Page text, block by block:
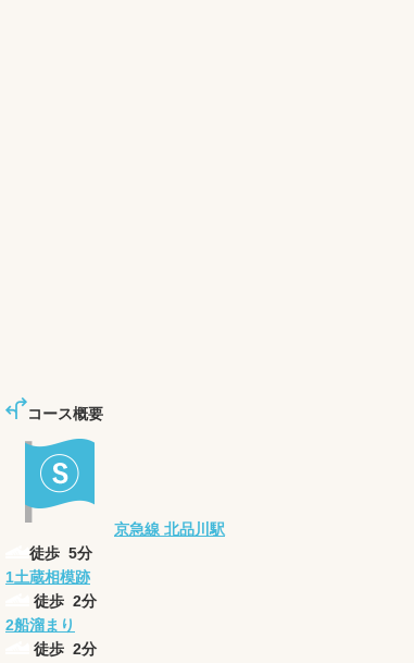
コース概要
京急線 北品川駅
徒歩 5分
1土蔵相模跡
徒歩 2分
2船溜まり
徒歩 2分